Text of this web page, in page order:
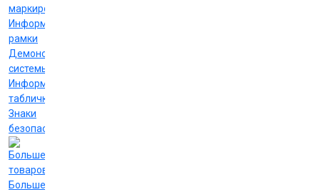
маркировки
Информационные
рамки
Демонстрационные
системы
Информационные
таблички
Знаки
безопасности
Больше